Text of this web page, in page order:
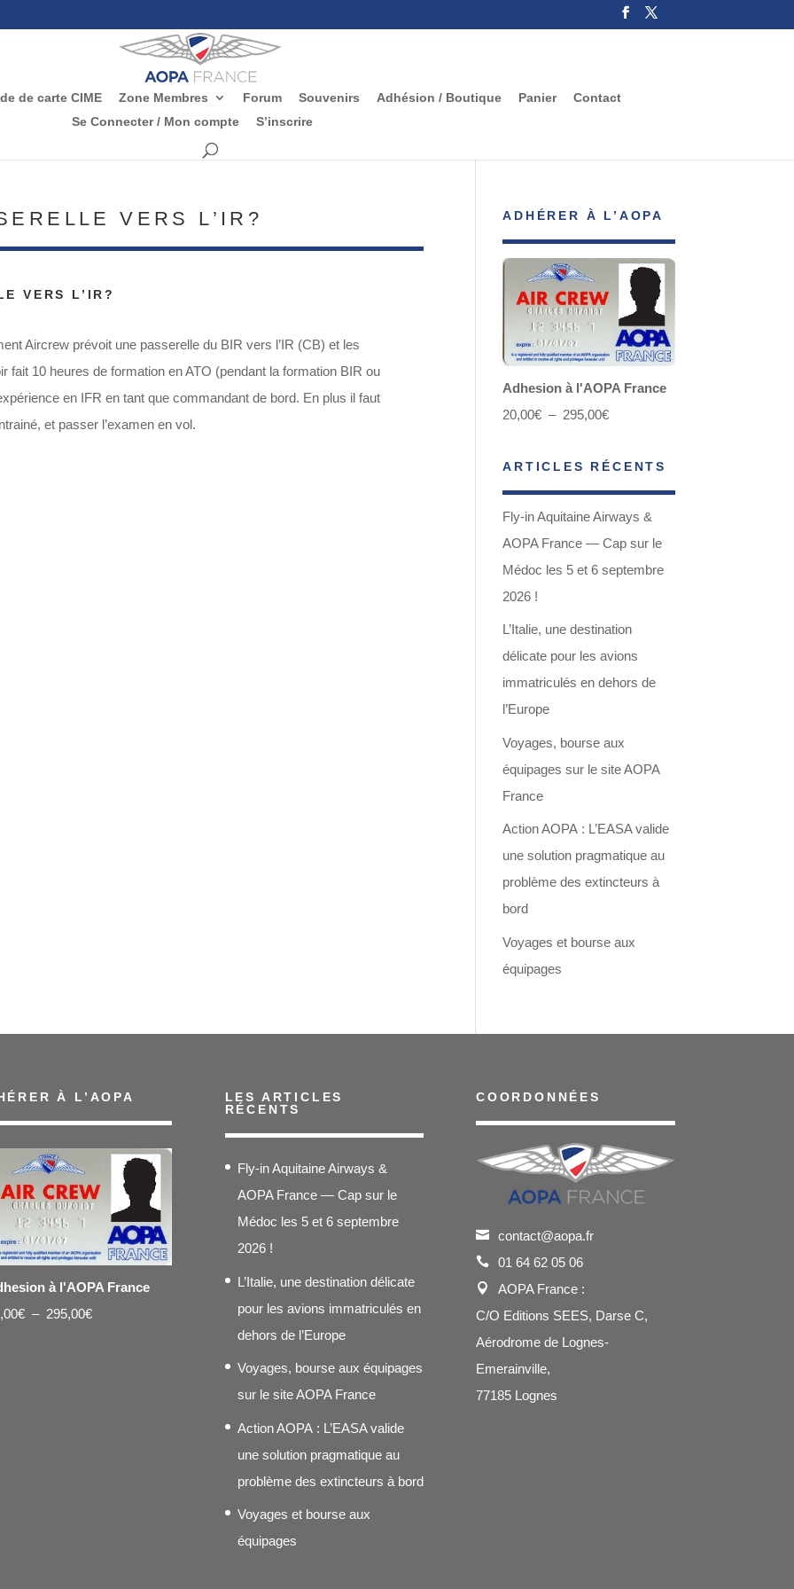
de carte CIME Zone Membres Forum Souvenirs Adhésion / Boutique Panier
Contact
Se Connecter / Mon compte
S’inscrire
VERS L’IR?
VERS L’IR?
Aircrew prévoit une passerelle du BIR vers l’IR (CB) et les
fait 10 heures de formation en ATO (pendant la formation BIR ou
en IFR en tant que commandant de bord. En plus il faut
et passer l’examen en vol.
ADHÉRER À L’AOPA
Adhesion à l'AOPA France
20,00€ – 295,00€Plage
prix :
20,00€
à
295,00€
ARTICLES RÉCENTS
Fly-in Aquitaine Airways &
AOPA France — Cap sur le
Médoc les 5 et 6 septembre
2026 !
L’Italie, une destination
délicate pour les avions
immatriculés en dehors de
l’Europe
Voyages, bourse aux
équipages sur le site AOPA
France
Action AOPA : L’EASA valide
une solution pragmatique au
problème des extincteurs à
bord
Voyages et bourse aux
équipages
À L’AOPA
à l'AOPA France
€ – 295,00€Plage
LES ARTICLES
RÉCENTS
Fly-in Aquitaine Airways &
AOPA France — Cap sur le
Médoc les 5 et 6 septembre
2026 !
L’Italie, une destination délicate
pour les avions immatriculés en
dehors de l’Europe
Voyages, bourse aux équipages
sur le site AOPA France
Action AOPA : L’EASA valide
une solution pragmatique au
problème des extincteurs à bord
Voyages et bourse aux
équipages
COORDONNÉES
contact@aopa.fr
01 64 62 05 06
AOPA France :
C/O Editions SEES, Darse C,
Aérodrome de Lognes-
Emerainville,
77185 Lognes